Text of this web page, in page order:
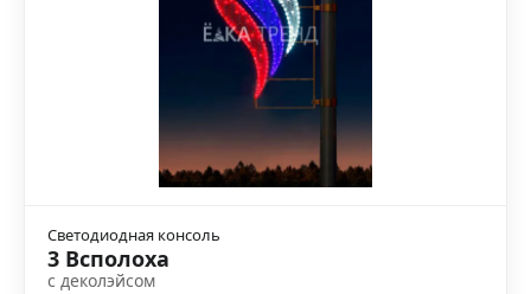
Светодиодная консоль
3 Всполоха
с деколэйсом